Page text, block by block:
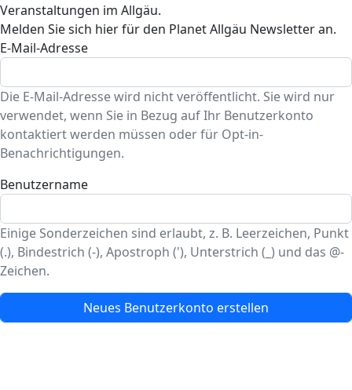
Veranstaltungen im Allgäu.
Melden Sie sich hier für den Planet Allgäu Newsletter an.
E-Mail-Adresse
Die E-Mail-Adresse wird nicht veröffentlicht. Sie wird nur
verwendet, wenn Sie in Bezug auf Ihr Benutzerkonto
kontaktiert werden müssen oder für Opt-in-
Benachrichtigungen.
Benutzername
Einige Sonderzeichen sind erlaubt, z. B. Leerzeichen, Punkt
(.), Bindestrich (-), Apostroph ('), Unterstrich (_) und das @-
Zeichen.